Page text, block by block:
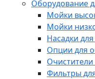
Оборудование
Мойки
Мойки
Насадки
Опции для
Очистители
Фильтры